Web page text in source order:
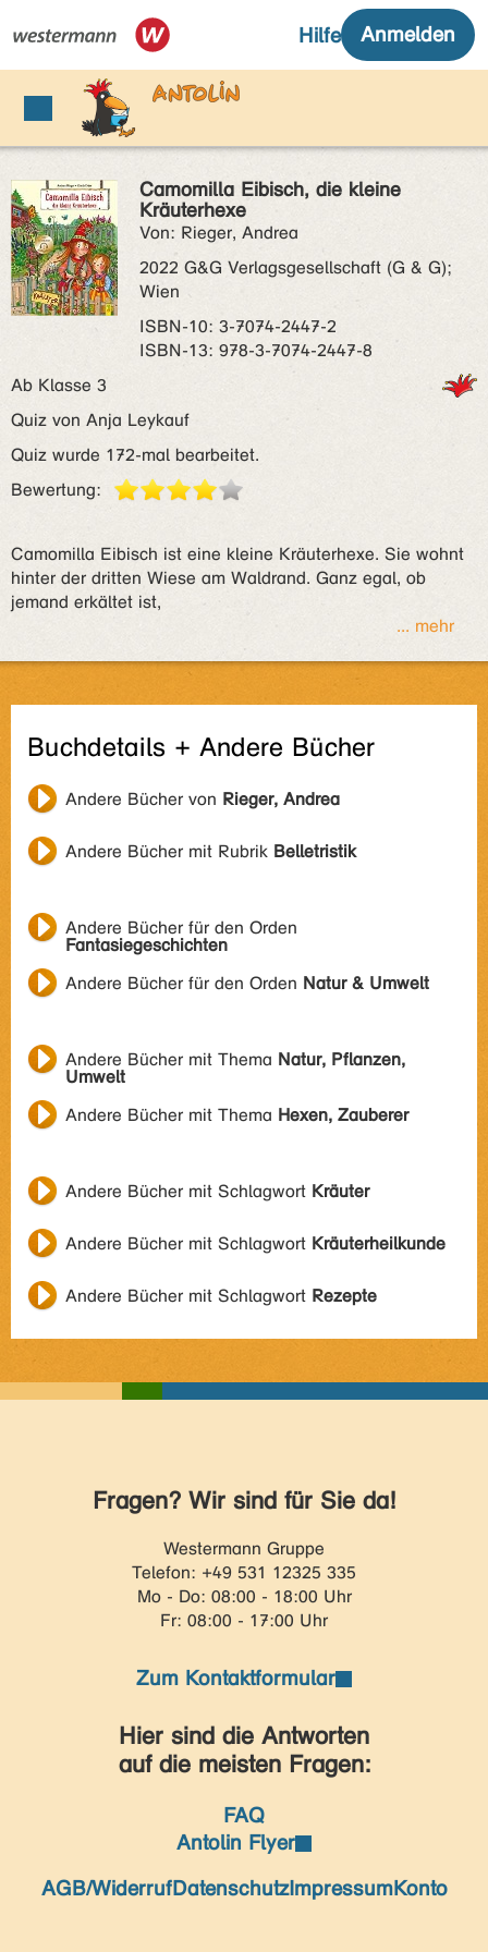
Camomilla Eibisch, die kleine
Kräuterhexe
Von: Rieger, Andrea
2022 G&G Verlagsgesellschaft (G & G);
Wien
ISBN‑10: 3-7074-2447-2
ISBN‑13: 978-3-7074-2447-8
Ab Klasse 3
Quiz von Anja Leykauf
Quiz wurde 172-mal bearbeitet.
Bewertung:
Camomilla Eibisch ist eine kleine Kräuterhexe. Sie wohnt
hinter der dritten Wiese am Waldrand. Ganz egal, ob
jemand erkältet ist,
... mehr
Buchdetails + Andere Bücher
Andere Bücher von Rieger, Andrea
Andere Bücher mit Rubrik Belletristik
Andere Bücher für den Orden
Fantasiegeschichten
Andere Bücher für den Orden Natur & Umwelt
Andere Bücher mit Thema Natur, Pflanzen,
Umwelt
Andere Bücher mit Thema Hexen, Zauberer
Andere Bücher mit Schlagwort Kräuter
Andere Bücher mit Schlagwort Kräuterheilkunde
Andere Bücher mit Schlagwort Rezepte